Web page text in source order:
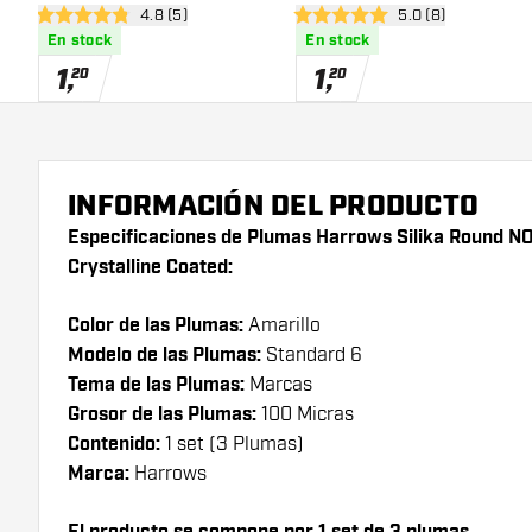
Crystalline Coatedabrir panel de reseñas
4.8 estrellas de puntuación
4.8 (5)
En stock
1,20
Crystalline Coated
abrir panel de
5 estrellas de puntuación
5.0 (8)
En stock
1,20
INFORMACIÓN DEL PRODUCTO
Especificaciones de Plumas Harrows Silika Round
Crystalline Coated:
Color de las Plumas: Amarillo
Modelo de las Plumas: Standard 6
Tema de las Plumas: Marcas
Grosor de las Plumas: 100 Micras
Contenido: 1 set (3 Plumas)
Marca: Harrows